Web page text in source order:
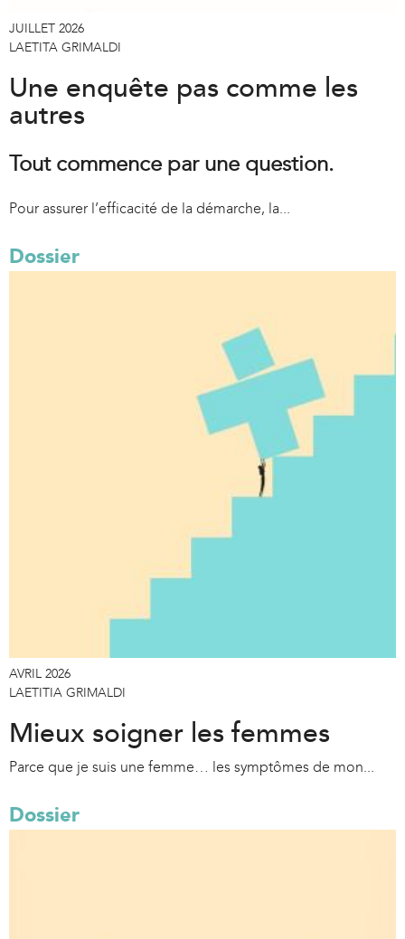
JUILLET 2026
LAETITA GRIMALDI
Une enquête pas comme les
autres
Tout commence par une question.
Pour assurer l’efficacité de la démarche, la...
Dossier
AVRIL 2026
LAETITIA GRIMALDI
Mieux soigner les femmes
Parce que je suis une femme… les symptômes de mon...
Dossier